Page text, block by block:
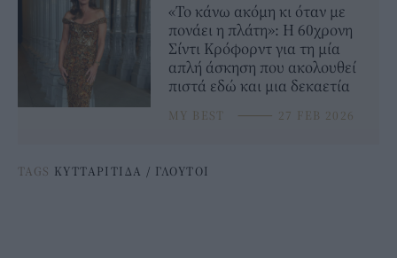
«Το κάνω ακόμη κι όταν με
πονάει η πλάτη»: Η 60χρονη
Σίντι Κρόφορντ για τη μία
απλή άσκηση που ακολουθεί
πιστά εδώ και μια δεκαετία
MY BEST ⸻ 27 FEB 2026
TAGS ΚΥΤΤΑΡΙΤΙΔΑ / ΓΛΟΥΤΟΙ